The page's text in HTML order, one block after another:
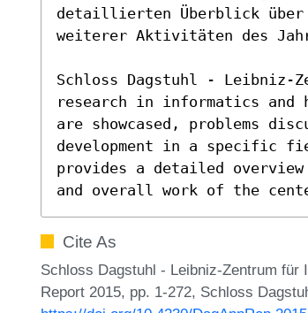
detaillierten Überblick über
weiterer Aktivitäten des
Schloss Dagstuhl - Leibniz-
research in informatics and
are showcased, problems
development in a specific
provides a detailed
and overall work of the
Cite As
Schloss Dagstuhl - Leibniz-Zentrum
Report 2015, pp. 1-272, Schloss